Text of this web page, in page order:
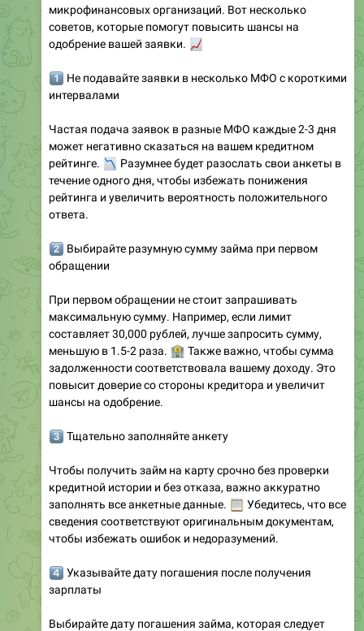
микрофинансовых организаций. Вот несколько
советов, которые помогут повысить шансы на
одобрение вашей заявки.
📈
Не подавайте заявки в несколько МФО с короткими
интервалами
Частая подача заявок в разные МФО каждые 2-3 дня
может негативно сказаться на вашем кредитном
рейтинге.
Разумнее будет разослать свои анкеты в
течение одного дня, чтобы избежать понижения
рейтинга и увеличить вероятность положительного
ответа.
Выбирайте разумную сумму займа при первом
обращении
При первом обращении не стоит запрашивать
максимальную сумму. Например, если лимит
составляет 30,000 рублей, лучше запросить сумму,
меньшую в 1.5-2 раза.
🏦Также важно, чтобы сумма
задолженности соответствовала вашему доходу. Это
повысит доверие со стороны кредитора и увеличит
шансы на одобрение.
Тщательно заполняйте анкету
Чтобы получить займ на карту срочно без проверки
кредитной истории и без отказа, важно аккуратно
заполнять все анкетные данные.
📋Убедитесь, что все
сведения соответствуют оригинальным документам,
чтобы избежать ошибок и недоразумений.
Указывайте дату погашения после получения
зарплаты
Выбирайте дату погашения займа, которая следует